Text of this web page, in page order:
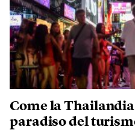
Come la
paradiso del